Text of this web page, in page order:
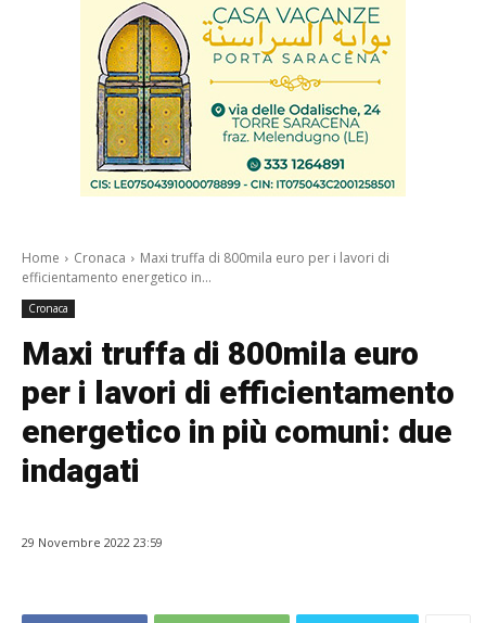
Home Cronaca
Maxi truffa di 800mila euro per i lavori di
efficientamento energetico in...
Cronaca
Maxi truffa di 800mila euro
per i lavori di efficientamento
energetico in più comuni: due
indagati
29 Novembre 2022 23:59